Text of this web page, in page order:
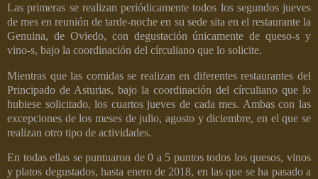
Las primeras se realizan periódicamente todos los segundos jueves
de mes en reunión de tarde-noche en su sede sita en el restaurante la
Genuina, de Oviedo, con degustación únicamente de queso-s y
vino-s, bajo la coordinación del círculiano que lo solicite.
Mientras que las comidas se realizan en diferentes restaurantes del
Principado de Asturias, bajo la coordinación del círculiano que lo
hubiese solicitado, los cuartos jueves de cada mes. Ambas con las
excepciones de los meses de julio, agosto y diciembre, en el que se
realizan otro tipo de actividades.
En todas ellas se puntuaron de 0 a 5 puntos todos los quesos, vinos
y platos degustados, hasta enero de 2018, en las que se ha pasado a